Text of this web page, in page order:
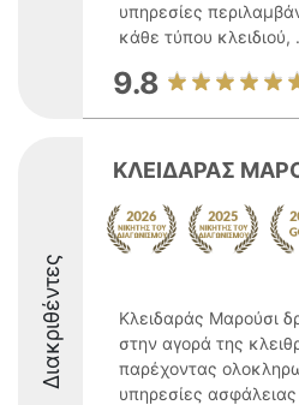
υπηρεσίες
κάθε τύπου κλειδιού,
9.8
Διακριθέντες
ΚΛΕΙΔΑΡΑΣ
Κλειδαράς Μαρούσι
στην αγορά της
παρέχοντας
υπηρεσίες